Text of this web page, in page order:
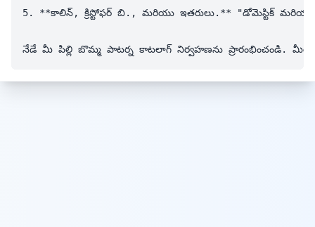
5. **కాలిన్, క్రిస్టోఫర్ బి., మరియు ఇతరులు.** "డోమెస్టిక్ మరియు